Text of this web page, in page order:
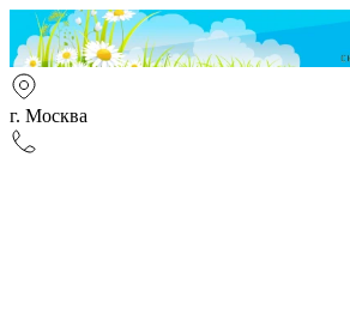
г. Москва